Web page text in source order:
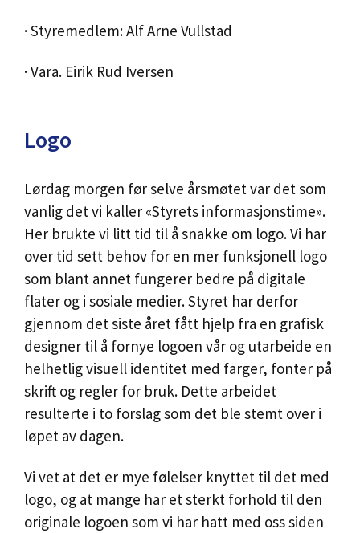
· Styremedlem: Alf Arne Vullstad
· Vara. Eirik Rud Iversen
Logo
Lørdag morgen før selve årsmøtet var det som
vanlig det vi kaller «Styrets informasjonstime».
Her brukte vi litt tid til å snakke om logo. Vi har
over tid sett behov for en mer funksjonell logo
som blant annet fungerer bedre på digitale
flater og i sosiale medier. Styret har derfor
gjennom det siste året fått hjelp fra en grafisk
designer til å fornye logoen vår og utarbeide en
helhetlig visuell identitet med farger, fonter på
skrift og regler for bruk. Dette arbeidet
resulterte i to forslag som det ble stemt over i
løpet av dagen.
Vi vet at det er mye følelser knyttet til det med
logo, og at mange har et sterkt forhold til den
originale logoen som vi har hatt med oss siden